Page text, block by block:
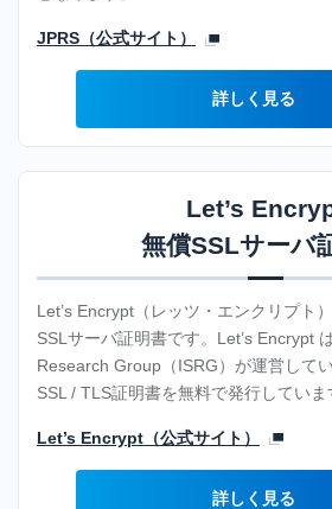
JPRS（公式サイト）
詳しく見る
Let’s
無償SSLサーバ
Let’s Encrypt（レッツ・エンクリプト
SSLサーバ証明書です。Let’s Encrypt
Research Group（ISRG）が運営して
SSL / TLS証明書を無料で発行していま
Let’s Encrypt（公式サイト）
詳しく見る